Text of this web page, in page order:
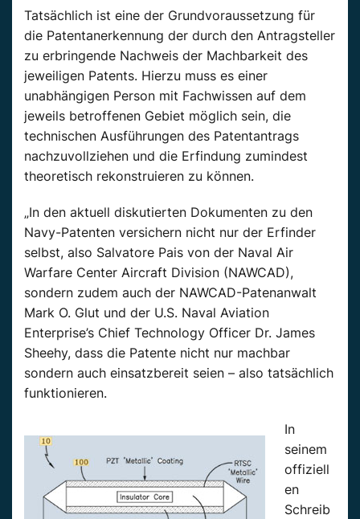
Tatsächlich ist eine der Grundvoraussetzung für
die Patentanerkennung der durch den Antragsteller
zu erbringende Nachweis der Machbarkeit des
jeweiligen Patents. Hierzu muss es einer
unabhängigen Person mit Fachwissen auf dem
jeweils betroffenen Gebiet möglich sein, die
technischen Ausführungen des Patentantrags
nachzuvollziehen und die Erfindung zumindest
theoretisch rekonstruieren zu können.
„In den aktuell diskutierten Dokumenten zu den
Navy-Patenten versichern nicht nur der Erfinder
selbst, also Salvatore Pais von der Naval Air
Warfare Center Aircraft Division (NAWCAD),
sondern zudem auch der NAWCAD-Patenanwalt
Mark O. Glut und der U.S. Naval Aviation
Enterprise’s Chief Technology Officer Dr. James
Sheehy, dass die Patente nicht nur machbar
sondern auch einsatzbereit seien – also tatsächlich
funktionieren.
In
seinem
offiziell
en
Schreib